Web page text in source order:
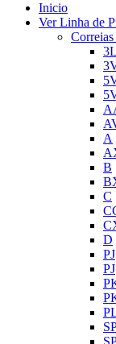
Inicio
Ver Linha de
3L
A
B
C
D
PJ
PJ